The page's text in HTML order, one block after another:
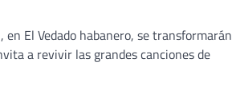
El Vedado habanero, se transformarán
a revivir las grandes canciones de